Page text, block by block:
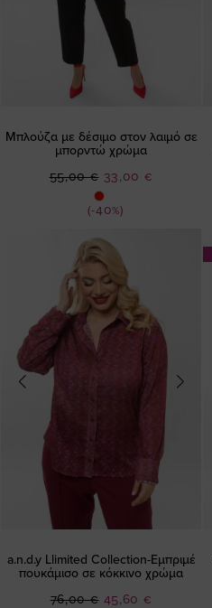
Μπλούζα με δέσιμο στον λαιμό σε
μπορντώ χρώμα
(-40%)
Ειδική
Τιμή
33,00 €
55,00 €
a.n.d.y Llimited Collection-Εμπριμέ
πουκάμισο σε κόκκινο χρώμα
Ειδική
45,60 €
76,00 €